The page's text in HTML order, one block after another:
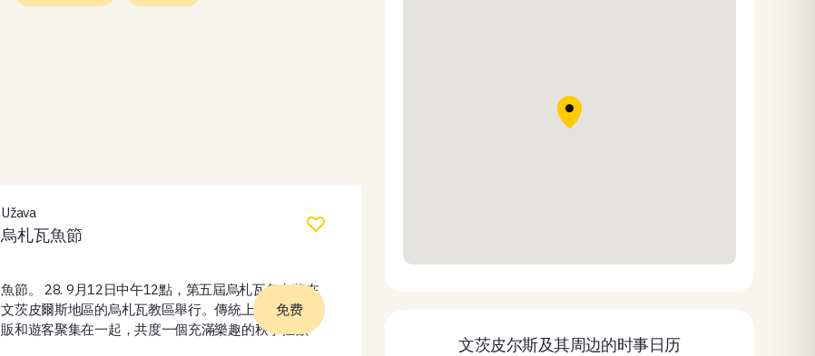
Užava
烏札瓦魚節
魚節。 28. 9月12日中午12點，第五屆烏札瓦魚市將在
文茨皮爾斯地區的烏札瓦教區舉行。傳統上，這裡將商
販和遊客聚集在一起，共度一個充滿樂趣的秋季狂歡
免费
文茨皮尔斯及其周边的时事日历